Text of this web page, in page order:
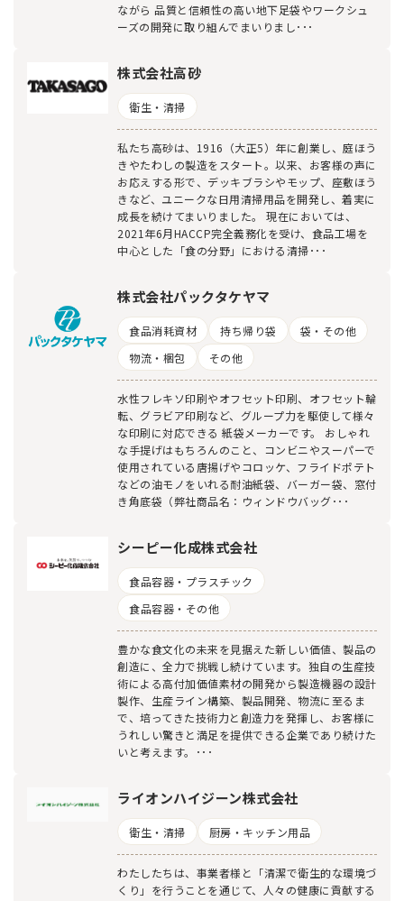
ながら 品質と信頼性の高い地下足袋やワークシュ
ーズの開発に取り組んでまいりまし･･･
株式会社高砂
衛生・清掃
私たち高砂は、1916（大正5）年に創業し、庭ほう
きやたわしの製造をスタート。以来、お客様の声に
お応えする形で、デッキブラシやモップ、座敷ほう
きなど、ユニークな日用清掃用品を開発し、着実に
成長を続けてまいりました。 現在においては、
2021年6月HACCP完全義務化を受け、食品工場を
中心とした「食の分野」における清掃･･･
株式会社パックタケヤマ
食品消耗資材 持ち帰り袋
袋・その他
物流・梱包
その他
水性フレキソ印刷やオフセット印刷、オフセット輪
転、グラビア印刷など、グループ力を駆使して様々
な印刷に対応できる 紙袋メーカーです。 おしゃれ
な手提げはもちろんのこと、コンビニやスーパーで
使用されている唐揚げやコロッケ、フライドポテト
などの油モノをいれる耐油紙袋、バーガー袋、窓付
き角底袋（弊社商品名：ウィンドウバッグ･･･
シーピー化成株式会社
食品容器・プラスチック
食品容器・その他
豊かな食文化の未来を見据えた新しい価値、製品の
創造に、全力で挑戦し続けています。独自の生産技
術による高付加価値素材の開発から製造機器の設計
製作、生産ライン構築、製品開発、物流に至るま
で、培ってきた技術力と創造力を発揮し、お客様に
うれしい驚きと満足を提供できる企業であり続けた
いと考えます。･･･
ライオンハイジーン株式会社
衛生・清掃 厨房・キッチン用品
わたしたちは、事業者様と「清潔で衛生的な環境づ
くり」を行うことを通じて、人々の健康に貢献する